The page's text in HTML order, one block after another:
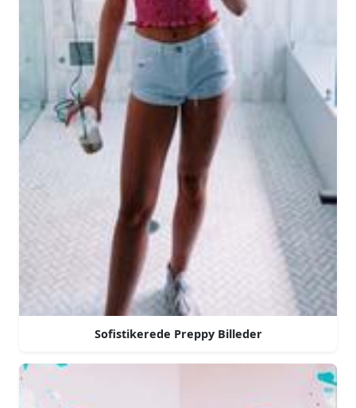
Sofistikerede Preppy Billeder